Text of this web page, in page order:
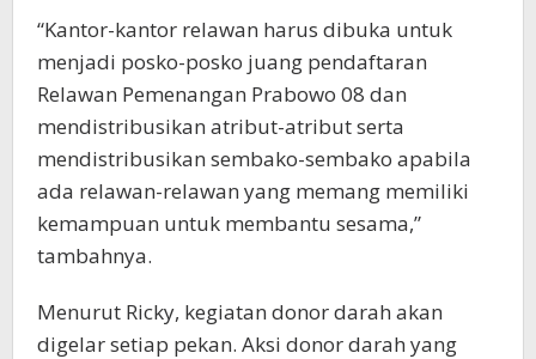
“Kantor-kantor relawan harus dibuka untuk
menjadi posko-posko juang pendaftaran
Relawan Pemenangan Prabowo 08 dan
mendistribusikan atribut-atribut serta
mendistribusikan sembako-sembako apabila
ada relawan-relawan yang memang memiliki
kemampuan untuk membantu sesama,”
tambahnya.
Menurut Ricky, kegiatan donor darah akan
digelar setiap pekan. Aksi donor darah yang